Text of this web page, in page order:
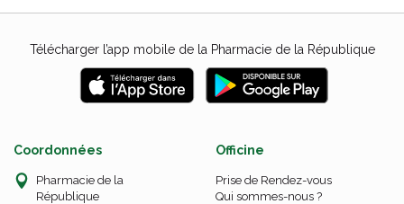
Télécharger l’app mobile de la Pharmacie de la République
Coordonnées
Pharmacie de la
République
Officine
Prise de Rendez-vous
Qui sommes-nous ?